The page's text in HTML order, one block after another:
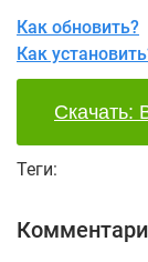
Как обновить?
Как
Скачать:
Теги: